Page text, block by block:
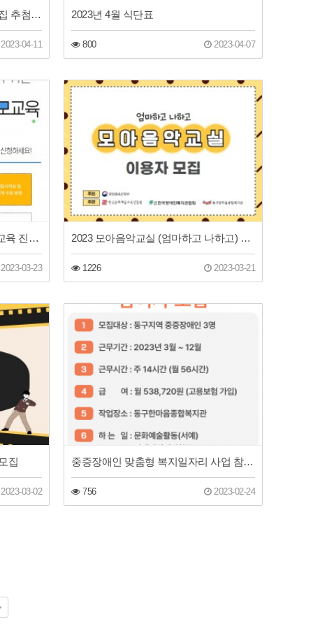
2023년 프로그램 이용자 초과모집 추첨결과 안내 (여성공예교실 가죽, 상반기 요리교실)
04-11
2023년 4월 식단표
800 2023-04-07
2023년 장애자녀평생설계 부모교육 진행 안내
03-23
2023 모아음악교실 (엄마하고 나하고) 이용자 모집
1226 2023-03-21
집
03-02
중증장애인 맞춤형 복지일자리 사업 참여자 모집공고
756 2023-02-24